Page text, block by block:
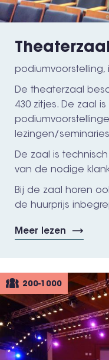
podiumvoorstelling,
De theaterzaal
430 zitjes. De zaal
lezingen/
De zaal is
van de nodige
Bij de zaal horen
de huurprijs
Meer lezen
200-1000